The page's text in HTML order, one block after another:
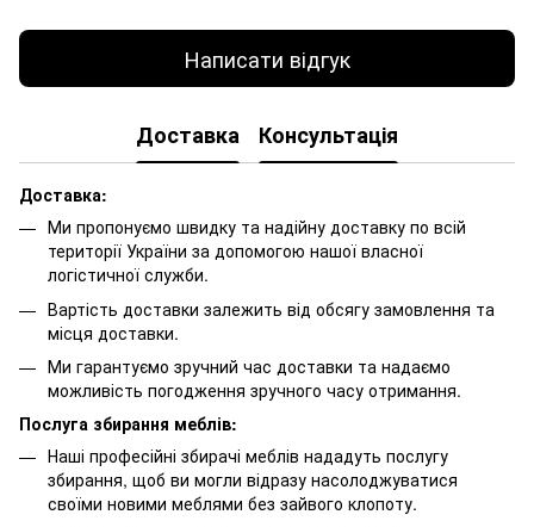
Написати відгук
Доставка Консультація
Доставка:
Ми пропонуємо швидку та надійну доставку по всій
території України за допомогою нашої власної
логістичної служби.
Вартість доставки залежить від обсягу замовлення та
місця доставки.
Ми гарантуємо зручний час доставки та надаємо
можливість погодження зручного часу отримання.
Послуга збирання меблів:
Наші професійні збирачі меблів нададуть послугу
збирання, щоб ви могли відразу насолоджуватися
своїми новими меблями без зайвого клопоту.